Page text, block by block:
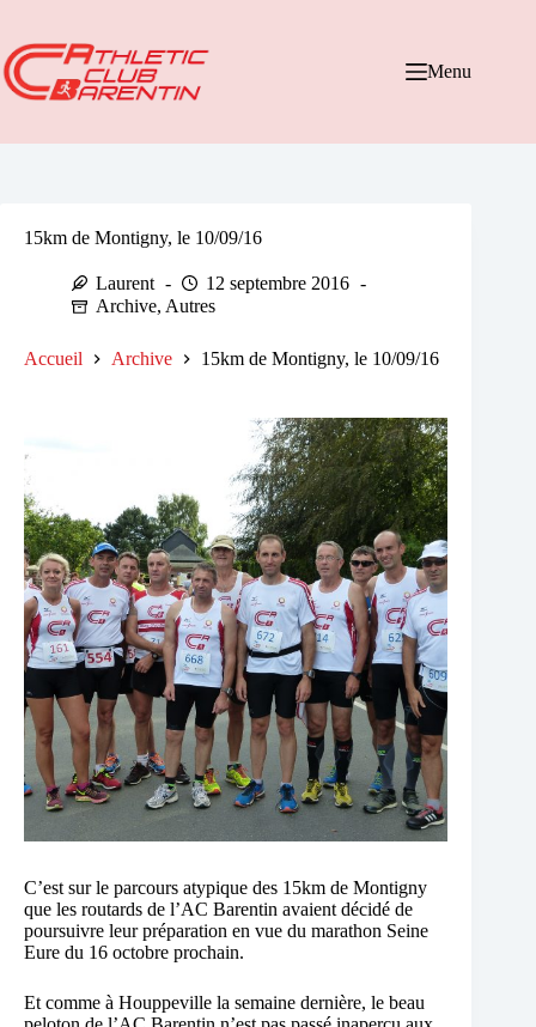
contenu
Menu
15km de Montigny, le 10/09/16
Laurent
12 septembre 2016
Archive, Autres
Accueil Archive 15km de Montigny, le 10/09/16
C’est sur le parcours atypique des 15km de Montigny
que les routards de l’AC Barentin avaient décidé de
poursuivre leur préparation en vue du marathon Seine
Eure du 16 octobre prochain.
Et comme à Houppeville la semaine dernière, le beau